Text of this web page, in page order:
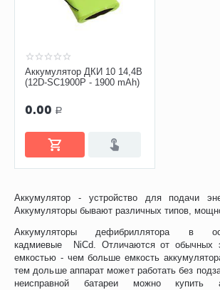
Аккумулятор - устройство для подачи
Аккумуляторы бывают различных типов,
Аккумуляторы дефибриллятора в
кадмиевые NiCd. Отличаются от обычных
емкостью - чем больше емкость
тем дольше аппарат может работать без
неисправной батареи можно купить
Аккумулятор ДКИ 10 14,4В
(12D-SC1900P - 1900 mAh)
0.00 Р